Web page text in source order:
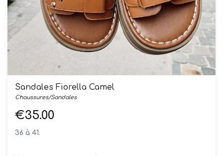
Sandales Fiorella Camel
Chaussures/Sandales
€35.00
36 à 41.